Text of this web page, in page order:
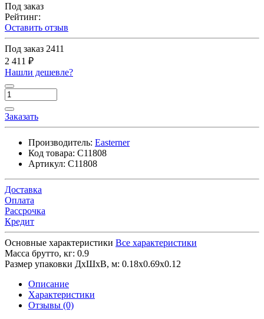
Под заказ
Рейтинг:
Оставить отзыв
Под заказ 2411
2 411 ₽
Нашли дешевле?
Заказать
Производитель: Easterner
Код товара: C11808
Артикул: C11808
Доставка
Оплата
Рассрочка
Кредит
Основные характеристики Все характеристики
Масса брутто, кг: 0.9
Размер упаковки ДхШхВ, м: 0.18x0.69x0.12
Описание
Характеристики
Отзывы (0)